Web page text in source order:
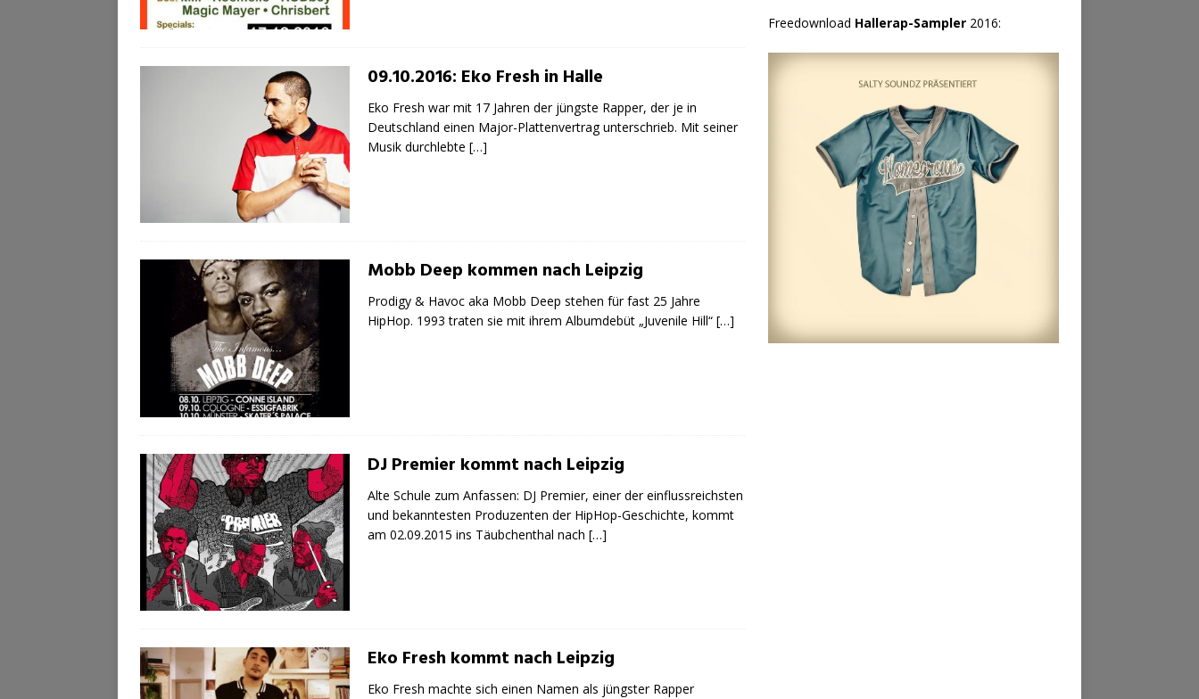
09.10.2016: Eko Fresh in Halle
Eko Fresh war mit 17 Jahren der jüngste Rapper, der je in
Deutschland einen Major-Plattenvertrag unterschrieb. Mit seiner
Musik durchlebte […]
Mobb Deep kommen nach Leipzig
Prodigy & Havoc aka Mobb Deep stehen für fast 25 Jahre
HipHop. 1993 traten sie mit ihrem Albumdebüt „Juvenile Hill“ […]
DJ Premier kommt nach Leipzig
Alte Schule zum Anfassen: DJ Premier, einer der einflussreichsten
und bekanntesten Produzenten der HipHop-Geschichte, kommt
am 02.09.2015 ins Täubchenthal nach […]
Eko Fresh kommt nach Leipzig
Eko Fresh machte sich einen Namen als jüngster Rapper
Freedownload Hallerap-Sampler2016: